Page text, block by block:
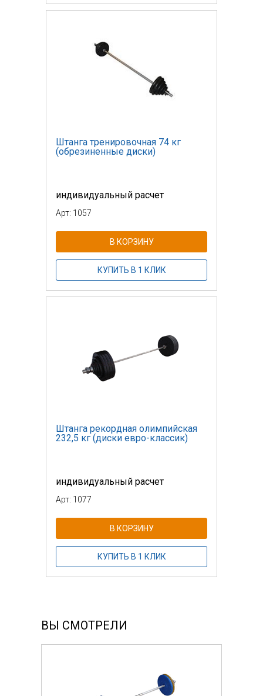
Штанга тренировочная 74 кг
(обрезиненные диски)
индивидуальный расчет
Арт: 1057
В КОРЗИНУ
КУПИТЬ В 1 КЛИК
Штанга рекордная олимпийская
232,5 кг (диски евро-классик)
индивидуальный расчет
Арт: 1077
В КОРЗИНУ
КУПИТЬ В 1 КЛИК
ВЫ СМОТРЕЛИ